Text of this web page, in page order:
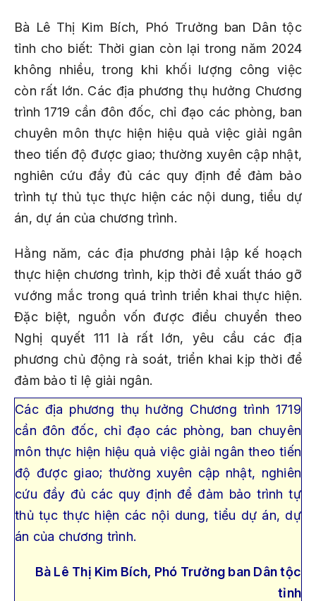
Bà Lê Thị Kim Bích, Phó Trưởng ban Dân tộc
tỉnh cho biết: Thời gian còn lại trong năm 2024
không nhiều, trong khi khối lượng công việc
còn rất lớn. Các địa phương thụ hưởng Chương
trình 1719 cần đôn đốc, chỉ đạo các phòng, ban
chuyên môn thực hiện hiệu quả việc giải ngân
theo tiến độ được giao; thường xuyên cập nhật,
nghiên cứu đầy đủ các quy định để đảm bảo
trình tự thủ tục thực hiện các nội dung, tiểu dự
án, dự án của chương trình.
Hằng năm, các địa phương phải lập kế hoạch
thực hiện chương trình, kịp thời đề xuất tháo gỡ
vướng mắc trong quá trình triển khai thực hiện.
Đặc biệt, nguồn vốn được điều chuyển theo
Nghị quyết 111 là rất lớn, yêu cầu các địa
phương chủ động rà soát, triển khai kịp thời để
đảm bảo tỉ lệ giải ngân.
Các địa phương thụ hưởng Chương trình 1719
cần đôn đốc, chỉ đạo các phòng, ban chuyên
môn thực hiện hiệu quả việc giải ngân theo tiến
độ được giao; thường xuyên cập nhật, nghiên
cứu đầy đủ các quy định để đảm bảo trình tự
thủ tục thực hiện các nội dung, tiểu dự án, dự
án của chương trình.
Bà Lê Thị Kim Bích, Phó Trưởng ban Dân tộc
tỉnh